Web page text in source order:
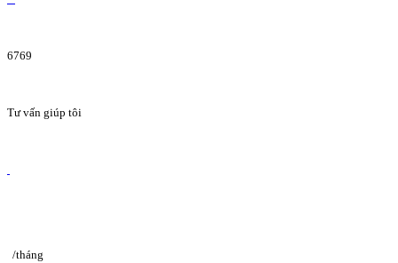
6769
Tư vấn giúp tôi
/tháng